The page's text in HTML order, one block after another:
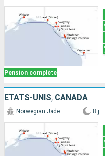
Pension complète
ÉTATS-UNIS, CANADA
Norwegian Jade 8 j